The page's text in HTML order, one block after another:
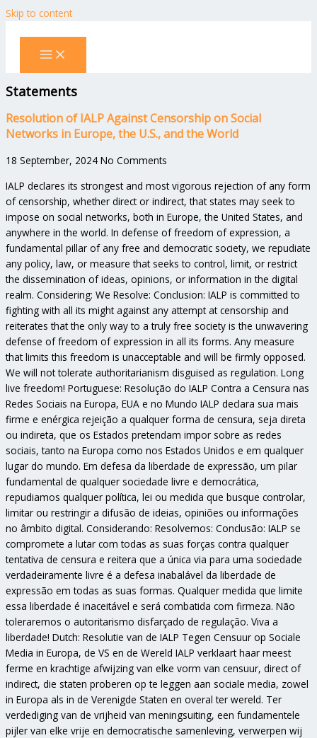
Skip to content
Statements
Resolution of IALP Against Censorship on Social
Networks in Europe, the U.S., and the World
18 September, 2024 No Comments
IALP declares its strongest and most vigorous rejection of any form
of censorship, whether direct or indirect, that states may seek to
impose on social networks, both in Europe, the United States, and
anywhere in the world. In defense of freedom of expression, a
fundamental pillar of any free and democratic society, we repudiate
any policy, law, or measure that seeks to control, limit, or restrict
the dissemination of ideas, opinions, or information in the digital
realm. Considering: We Resolve: Conclusion: IALP is committed to
fighting with all its might against any attempt at censorship and
reiterates that the only way to a truly free society is the unwavering
defense of freedom of expression in all its forms. Any measure
that limits this freedom is unacceptable and will be firmly opposed.
We will not tolerate authoritarianism disguised as regulation. Long
live freedom! Portuguese: Resolução do IALP Contra a Censura nas
Redes Sociais na Europa, EUA e no Mundo IALP declara sua mais
firme e enérgica rejeição a qualquer forma de censura, seja direta
ou indireta, que os Estados pretendam impor sobre as redes
sociais, tanto na Europa como nos Estados Unidos e em qualquer
lugar do mundo. Em defesa da liberdade de expressão, um pilar
fundamental de qualquer sociedade livre e democrática,
repudiamos qualquer política, lei ou medida que busque controlar,
limitar ou restringir a difusão de ideias, opiniões ou informações
no âmbito digital. Considerando: Resolvemos: Conclusão: IALP se
compromete a lutar com todas as suas forças contra qualquer
tentativa de censura e reitera que a única via para uma sociedade
verdadeiramente livre é a defesa inabalável da liberdade de
expressão em todas as suas formas. Qualquer medida que limite
essa liberdade é inaceitável e será combatida com firmeza. Não
toleraremos o autoritarismo disfarçado de regulação. Viva a
liberdade! Dutch: Resolutie van de IALP Tegen Censuur op Sociale
Media in Europa, de VS en de Wereld IALP verklaart haar meest
ferme en krachtige afwijzing van elke vorm van censuur, direct of
indirect, die staten proberen op te leggen aan sociale media, zowel
in Europa als in de Verenigde Staten en overal ter wereld. Ter
verdediging van de vrijheid van meningsuiting, een fundamentele
pijler van elke vrije en democratische samenleving, verwerpen wij